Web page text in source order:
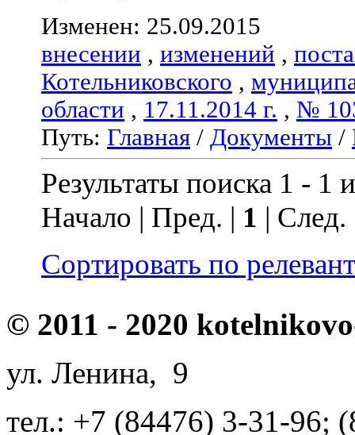
Изменен: 25.09.2015
внесении , изменений ,
Котельниковского ,
области , 17.11.2014 г. , №
Путь: Главная / Документы /
Результаты поиска 1 - 1
Начало | Пред. | 1 |
Сортировать по
© 2011 - 2020
ул. Ленина, 9
тел.: +7 (84476) 3-31-96;